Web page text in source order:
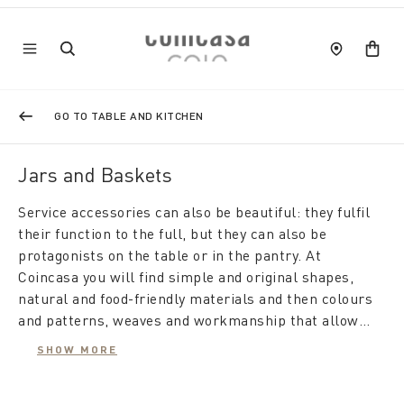
GO TO TABLE AND KITCHEN
Jars and Baskets
Service accessories can also be beautiful: they fulfil
their function to the full, but they can also be
protagonists on the table or in the pantry. At
Coincasa you will find simple and original shapes,
natural and food-friendly materials and then colours
and patterns, weaves and workmanship that allow
everyone to choose the most suitable or original
SHOW MORE